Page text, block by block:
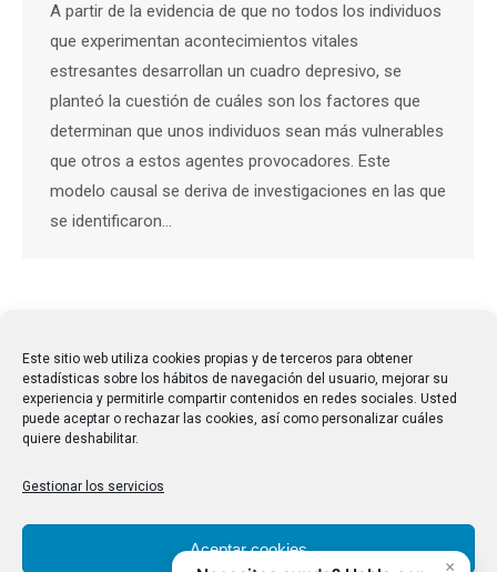
Este sitio web utiliza cookies propias y de terceros para obtener
estadísticas sobre los hábitos de navegación del usuario, mejorar su
experiencia y permitirle compartir contenidos en redes sociales. Usted
puede aceptar o rechazar las cookies, así como personalizar cuáles
quiere deshabilitar.
Gestionar los servicios
Aceptar cookies
A partir de la evidencia de que no todos los individuos
que experimentan acontecimientos vitales
estresantes desarrollan un cuadro depresivo, se
planteó la cuestión de cuáles son los factores que
determinan que unos individuos sean más vulnerables
que otros a estos agentes provocadores. Este
modelo causal se deriva de investigaciones en las que
se identificaron…